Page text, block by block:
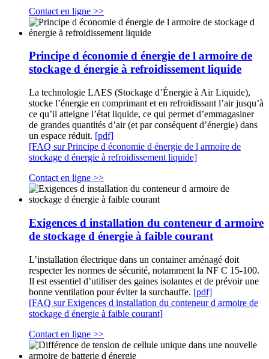
Contact en ligne >>
Principe d économie d énergie de l armoire de
stockage d énergie à refroidissement liquide
La technologie LAES (Stockage d’Énergie à Air Liquide),
stocke l’énergie en comprimant et en refroidissant l’air jusqu’à
ce qu’il atteigne l’état liquide, ce qui permet d’emmagasiner
de grandes quantités d’air (et par conséquent d’énergie) dans
un espace réduit. [pdf]
[FAQ sur Principe d économie d énergie de l armoire de
stockage d énergie à refroidissement liquide]
Contact en ligne >>
Exigences d installation du conteneur d armoire
de stockage d énergie à faible courant
L’installation électrique dans un container aménagé doit
respecter les normes de sécurité, notamment la NF C 15-100.
Il est essentiel d’utiliser des gaines isolantes et de prévoir une
bonne ventilation pour éviter la surchauffe. [pdf]
[FAQ sur Exigences d installation du conteneur d armoire de
stockage d énergie à faible courant]
Contact en ligne >>